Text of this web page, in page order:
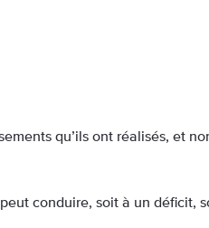
qu’ils ont réalisés, et
conduire, soit à un déficit,